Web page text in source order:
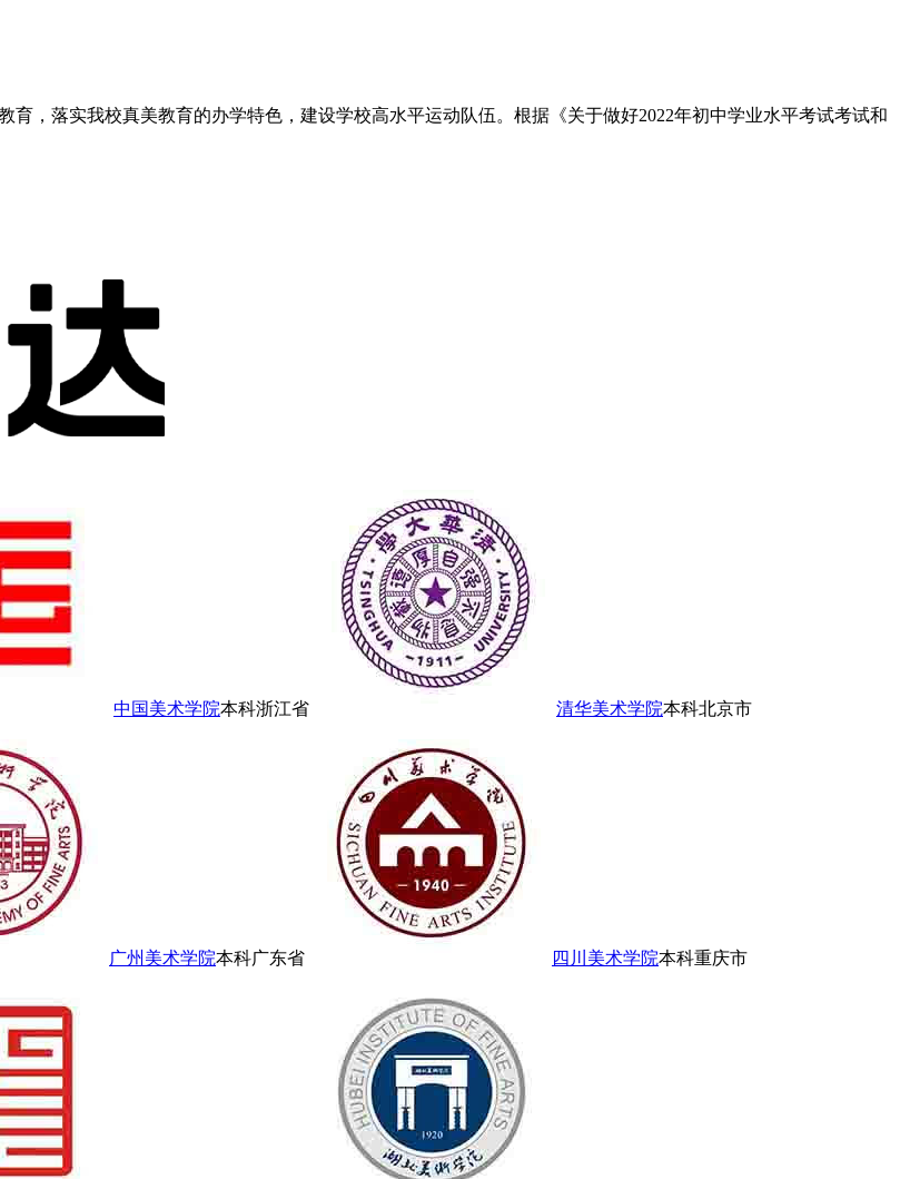
，落实我校真美教育的办学特色，建设学校高水平运动队伍。根据《关于做好2022年初中学业水平考试考试和
中国美术学院本科浙江省 清华美术学院本科北京市
广州美术学院本科广东省 四川美术学院本科重庆市